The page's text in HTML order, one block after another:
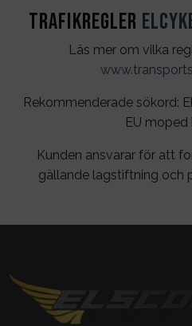
Trafikregler
Läs mer om vilka
Rekommenderade sökord:
EU moped
Kunden ansvarar för att
gällande lagstiftning och